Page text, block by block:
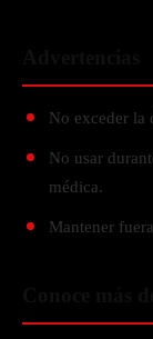
No exceder la
No usar
médica.
Mantener